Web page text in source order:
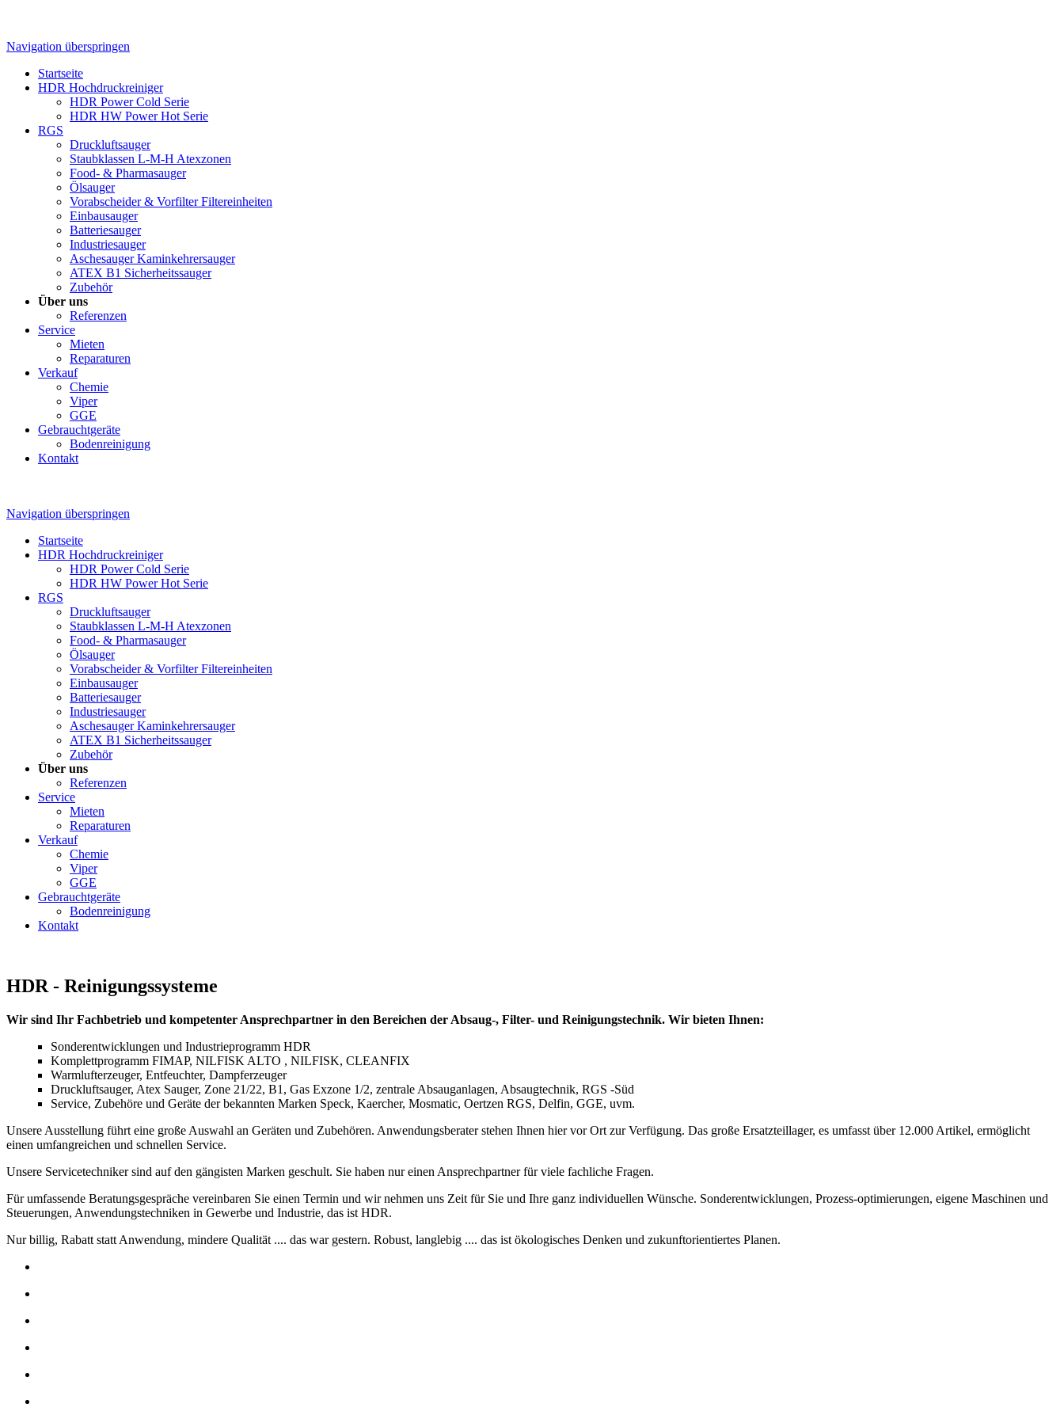
Navigation überspringen
Startseite
HDR Hochdruckreiniger
HDR Power Cold Serie
HDR HW Power Hot Serie
RGS
Druckluftsauger
Staubklassen L-M-H Atexzonen
Food- & Pharmasauger
Ölsauger
Vorabscheider & Vorfilter Filtereinheiten
Einbausauger
Batteriesauger
Industriesauger
Aschesauger Kaminkehrersauger
ATEX B1 Sicherheitssauger
Zubehör
Über uns
Referenzen
Service
Mieten
Reparaturen
Verkauf
Chemie
Viper
GGE
Gebrauchtgeräte
Bodenreinigung
Kontakt
Navigation überspringen
Startseite
HDR Hochdruckreiniger
HDR Power Cold Serie
HDR HW Power Hot Serie
RGS
Druckluftsauger
Staubklassen L-M-H Atexzonen
Food- & Pharmasauger
Ölsauger
Vorabscheider & Vorfilter Filtereinheiten
Einbausauger
Batteriesauger
Industriesauger
Aschesauger Kaminkehrersauger
ATEX B1 Sicherheitssauger
Zubehör
Über uns
Referenzen
Service
Mieten
Reparaturen
Verkauf
Chemie
Viper
GGE
Gebrauchtgeräte
Bodenreinigung
Kontakt
HDR - Reinigungssysteme
Wir sind Ihr Fachbetrieb und kompetenter Ansprechpartner in den Bereichen der Absaug-, Filter- und Reinigungstechnik. Wir bieten Ihnen:
Sonderentwicklungen und Industrieprogramm HDR
Komplettprogramm FIMAP, NILFISK ALTO , NILFISK, CLEANFIX
Warmlufterzeuger, Entfeuchter, Dampferzeuger
Druckluftsauger, Atex Sauger, Zone 21/22, B1, Gas Exzone 1/2, zentrale Absauganlagen, Absaugtechnik, RGS -Süd
Service, Zubehöre und Geräte der bekannten Marken Speck, Kaercher, Mosmatic, Oertzen RGS, Delfin, GGE, uvm.
Unsere Ausstellung führt eine große Auswahl an Geräten und Zubehören. Anwendungsberater stehen Ihnen hier vor Ort zur Verfügung. Das große Ersatzteillager, es umfasst über 12.000 Artikel, ermöglicht
einen umfangreichen und schnellen Service.
Unsere Servicetechniker sind auf den gängisten Marken geschult. Sie haben nur einen Ansprechpartner für viele fachliche Fragen.
Für umfassende Beratungsgespräche vereinbaren Sie einen Termin und wir nehmen uns Zeit für Sie und Ihre ganz individuellen Wünsche. Sonderentwicklungen, Prozess-optimierungen, eigene Maschinen und
Steuerungen, Anwendungstechniken in Gewerbe und Industrie, das ist HDR.
Nur billig, Rabatt statt Anwendung, mindere Qualität .... das war gestern. Robust, langlebig .... das ist ökologisches Denken und zukunftorientiertes Planen.